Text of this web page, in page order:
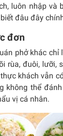
luôn nhập và
đâu đây
đơn
phở khác chỉ
rùa, đuôi, lưỡi,
khách vẫn
không thể
vị cá nhân.